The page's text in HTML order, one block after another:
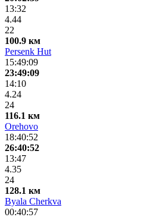
13:32
4.44
22
100.9 км
Persenk Hut
15:49:09
23:49:09
14:10
4.24
24
116.1 км
Orehovo
18:40:52
26:40:52
13:47
4.35
24
128.1 км
Byala Cherkva
00:40:57